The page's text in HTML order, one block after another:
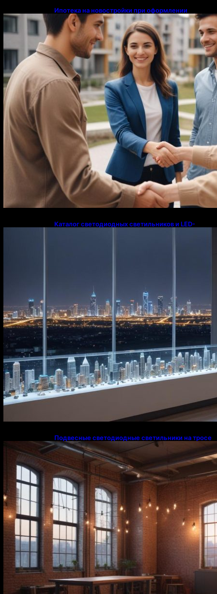
Ипотека на новостройки при оформлении
напрямую у застройщика
Каталог светодиодных светильников и LED-
Подвесные светодиодные светильники на тросе